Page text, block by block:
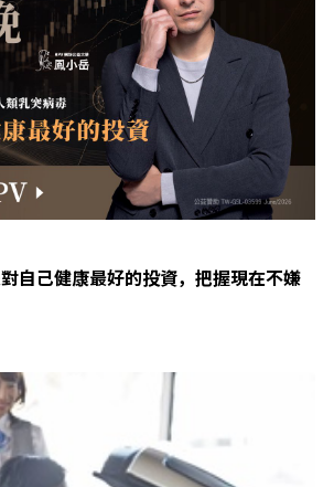
自己健康最好的投資，把握現在不嫌